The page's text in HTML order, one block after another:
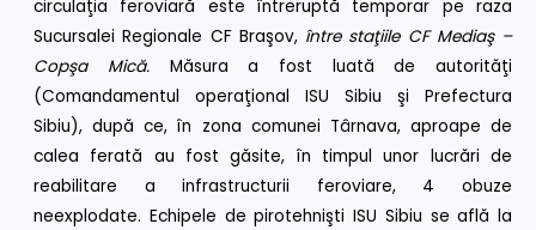
circulaţia feroviară este întreruptă temporar pe raza
Sucursalei Regionale CF Braşov, între staţiile CF Mediaş –
Copşa Mică. Măsura a fost luată de autorităţi
(Comandamentul operaţional ISU Sibiu şi Prefectura
Sibiu), după ce, în zona comunei Târnava, aproape de
calea ferată au fost găsite, în timpul unor lucrări de
reabilitare a infrastructurii feroviare, 4 obuze
neexplodate. Echipele de pirotehnişti ISU Sibiu se află la